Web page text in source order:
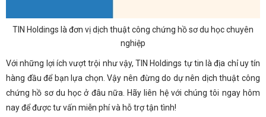
TIN Holdings là đơn vị dịch thuật công chứng hồ sơ du học chuyên
nghiệp
Với những lợi ích vượt trội như vậy, TIN Holdings tự tin là địa chỉ uy tín
hàng đầu để bạn lựa chọn. Vậy nên đừng do dự nên dịch thuật công
chứng hồ sơ du học ở đâu nữa. Hãy liên hệ với chúng tôi ngay hôm
nay để được tư vấn miễn phí và hỗ trợ tận tình!